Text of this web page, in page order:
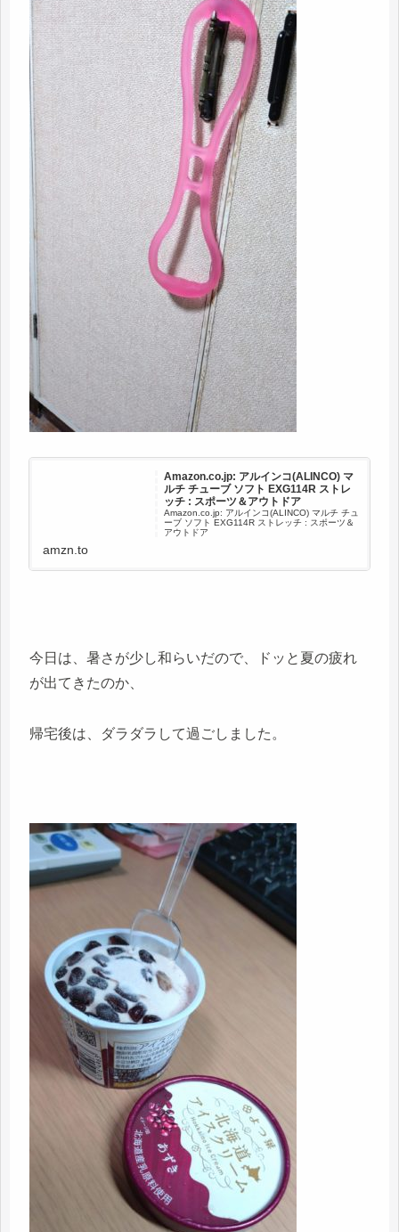
Amazon.co.jp: アルインコ(ALINCO) マ
ルチ チューブ ソフト EXG114R ストレ
ッチ : スポーツ＆アウトドア
Amazon.co.jp: アルインコ(ALINCO) マルチ チュ
ーブ ソフト EXG114R ストレッチ : スポーツ＆
アウトドア
amzn.to
今日は、暑さが少し和らいだので、ドッと夏の疲れ
が出てきたのか、
帰宅後は、ダラダラして過ごしました。